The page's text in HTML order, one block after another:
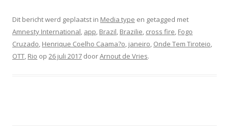
Dit bericht werd geplaatst in Media type en getagged met
Amnesty International, app, Brazil, Brazilie, cross fire, Fogo
Cruzado, Henrique Coelho Caama?o, janeiro, Onde Tem Tiroteio,
OTT, Rio op 26 juli 2017 doorArnout de Vries.